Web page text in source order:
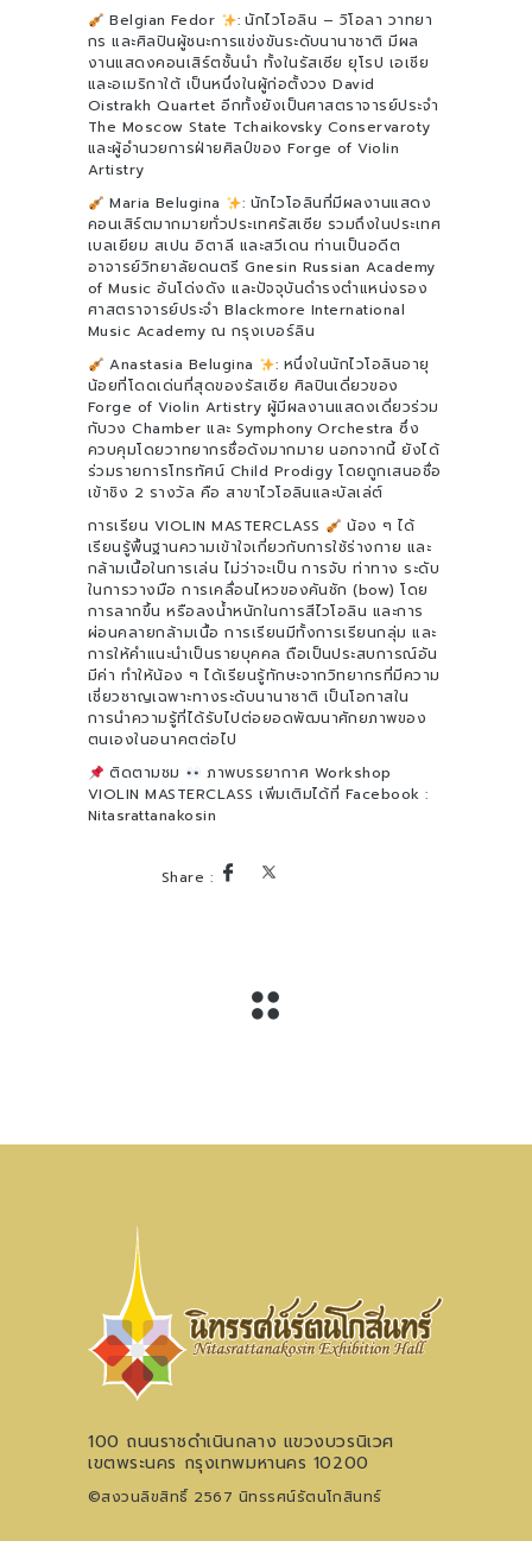
Belgian Fedor
: นักไวโอลิน – วิโอลา วาทยา
กร และศิลปินผู้ชนะการแข่งขันระดับนานาชาติ มีผล
งานแสดงคอนเสิร์ตชั้นนำ ทั้งในรัสเซีย ยุโรป เอเชีย
และอเมริกาใต้ เป็นหนึ่งในผู้ก่อตั้งวง David
Oistrakh Quartet อีกทั้งยังเป็นศาสตราจารย์ประจำ
The Moscow State Tchaikovsky Conservaroty
และผู้อำนวยการฝ่ายศิลป์ของ Forge of Violin
Artistry
Maria Belugina
: นักไวโอลินที่มีผลงานแสดง
คอนเสิร์ตมากมายทั่วประเทศรัสเซีย รวมถึงในประเทศ
เบลเยียม สเปน อิตาลี และสวีเดน ท่านเป็นอดีต
อาจารย์วิทยาลัยดนตรี Gnesin Russian Academy
of Music อันโด่งดัง และปัจจุบันดำรงตำแหน่งรอง
ศาสตราจารย์ประจำ Blackmore International
Music Academy ณ กรุงเบอร์ลิน
Anastasia Belugina
: หนึ่งในนักไวโอลินอายุ
น้อยที่โดดเด่นที่สุดของรัสเซีย ศิลปินเดี่ยวของ
Forge of Violin Artistry ผู้มีผลงานแสดงเดี่ยวร่วม
กับวง Chamber และ Symphony Orchestra ซึ่ง
ควบคุมโดยวาทยากรชื่อดังมากมาย นอกจากนี้ ยังได้
ร่วมรายการโทรทัศน์ Child Prodigy โดยถูกเสนอชื่อ
เข้าชิง 2 รางวัล คือ สาขาไวโอลินและบัลเล่ต์
การเรียน VIOLIN MASTERCLASS
น้อง ๆ ได้
เรียนรู้พื้นฐานความเข้าใจเกี่ยวกับการใช้ร่างกาย และ
กล้ามเนื้อในการเล่น ไม่ว่าจะเป็น การจับ ท่าทาง ระดับ
ในการวางมือ การเคลื่อนไหวของคันชัก (bow) โดย
การลากขึ้น หรือลงน้ำหนักในการสีไวโอลิน และการ
ผ่อนคลายกล้ามเนื้อ การเรียนมีทั้งการเรียนกลุ่ม และ
การให้คำแนะนำเป็นรายบุคคล ถือเป็นประสบการณ์อัน
มีค่า ทำให้น้อง ๆ ได้เรียนรู้ทักษะจากวิทยากรที่มีความ
เชี่ยวชาญเฉพาะทางระดับนานาชาติ เป็นโอกาสใน
การนำความรู้ที่ได้รับไปต่อยอดพัฒนาศักยภาพของ
ตนเองในอนาคตต่อไป
ติดตามชม
ภาพบรรยากาศ Workshop
VIOLIN MASTERCLASS เพิ่มเติมได้ที่ Facebook :
Nitasrattanakosin
100 ถนนราชดำเนินกลาง แขวงบวรนิเวศ
เขตพระนคร กรุงเทพมหานคร 10200
©สงวนลิขสิทธิ์ 2567 นิทรรศน์รัตนโกสินทร์